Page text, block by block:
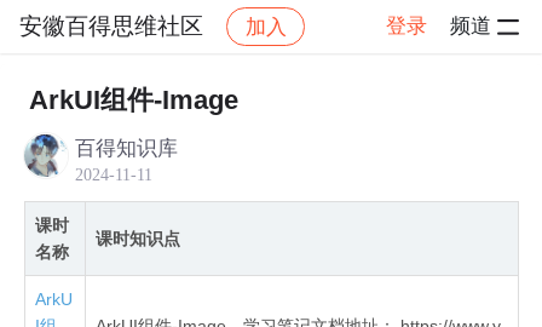
安徽百得思维社区 加入 登录 频道
社区 安徽百得思维社区
ArkUI组件-Image
百得知识库
2024-11-11
课时
名称
课时知识点
ArkU